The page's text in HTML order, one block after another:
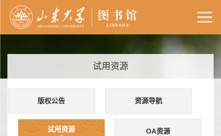
试用资源
版权公告 资源导航
试用资源 OA资源